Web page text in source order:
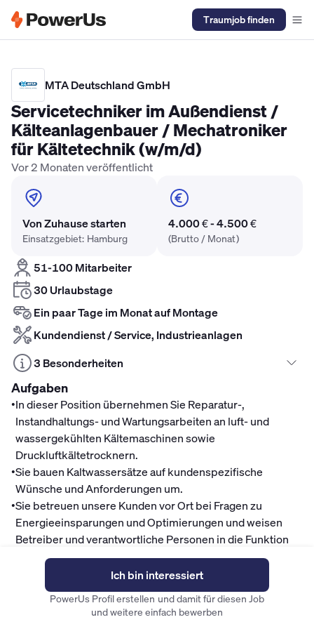
Traumjob finden
MTA Deutschland GmbH
Servicetechniker im Außendienst /
Kälteanlagenbauer / Mechatroniker
für Kältetechnik (w/m/d)
Vor 2 Monaten veröffentlicht
Von Zuhause starten
Einsatzgebiet: Hamburg
4.000 € - 4.500 €
(Brutto / Monat)
51-100 Mitarbeiter
30 Urlaubstage
Ein paar Tage im Monat auf Montage
Kundendienst / Service, Industrieanlagen
3 Besonderheiten
Aufgaben
•In dieser Position übernehmen Sie Reparatur-,
Instandhaltungs- und Wartungsarbeiten an luft- und
wassergekühlten Kältemaschinen sowie
Druckluftkältetrocknern.
•Sie bauen Kaltwassersätze auf kundenspezifische
Wünsche und Anforderungen um.
•Sie betreuen unsere Kunden vor Ort bei Fragen zu
Energieeinsparungen und Optimierungen und weisen
Betreiber und verantwortliche Personen in die Funktion
und Bedienung der Anlage ein.
Die Inbetriebnahme von Kaltwassersätzen,
Kältetrocknern und von unserer Engineering Abteilung
entwickelten Industriekühlsystemen gehört genauso zu
Ich bin interessiert
PowerUs Profil erstellen und damit für diesen Job
und weitere einfach bewerben